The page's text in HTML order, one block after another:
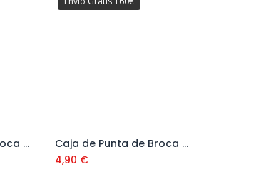
Caja de Punta de Broca Avellanda DIN 7504P 4,8 mm
Añadir al carrito
Caja de Punta de Broca Hexagonal DIN 7504K 4,8 mm
4,90 €